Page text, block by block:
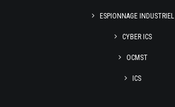
ESPIONNAGE INDUSTRIEL
CYBER ICS
OCMST
ICS